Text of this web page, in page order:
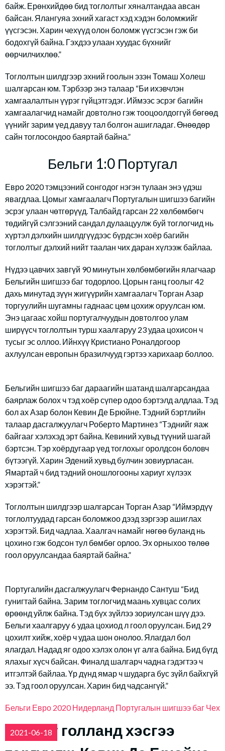
байж. Ерөнхийдөө бид тоглолтыг хяналтандаа авсан
байсан. Ялангуяа эхний хагаст хэд хэдэн боломжийг
үүсгэсэн. Харин чехүүд олон боломж үүсгэсэн гэж би
бодохгүй байна. Гэхдээ улаан хуудас бүхнийг
өөрчилчихлөө.”
Тоглолтын шилдгээр эхний гоолын эзэн Томаш Холеш
шалгарсан юм. Тэрбээр энэ талаар “Би ихэвчлэн
хамгаалалтын үүрэг гүйцэтгэдэг. Иймээс эсрэг багийн
хамгаалагчид намайг довтолно гэж тооцоолдоггүй бөгөөд
үүнийг зарим үед давуу тал болгон ашигладаг. Өнөөдөр
сайн тоглосондоо баяртай байна.”
Бельги 1:0 Португал
Евро 2020 тэмцээний сонгодог нэгэн тулаан энэ үдэш
явагдлаа. Цомыг хамгаалагч Португалын шигшээ багийн
эсрэг улаан чөтгөрүүд. Талбайд гарсан 22 хөлбөмбөгч
төдийгүй сэлгээний сандал дулаацуулж буй тоглогчид нь
хүртэл дэлхийн шилдгүүдээс бүрдсэн хоёр багийн
тоглолтыг дэлхий нийт таалан чих даран хүлээж байлаа.
Нүдээ цавчих завгүй 90 минутын хөлбөмбөгийн ялагчаар
Бельгийн шигшээ баг тодорлоо. Цорын ганц гоолыг 42
дахь минутад зүүн жигүүрийн хамгаалагч Торган Азар
торгуулийн шугамны гаднаас цөм цохиж оруулсан юм.
Энэ цагаас хойш португалчуудын довтолгоо улам
ширүүсч тоглолтын турш хаалгаруу 23 удаа цохисон ч
тусыг эс оллоо. Ийнхүү Кристиано Роналдогоор
ахлуулсан европын бразилчууд гэртээ харихаар боллоо.
Бельгийн шигшээ баг дараагийн шатанд шалгарсандаа
баярлаж болох ч тэд хоёр сүпер одоо бэртэлд алдлаа. Тэд
бол ах Азар болон Кевин Де Брюйне. Тэдний бэртлийн
талаар дасгалжуулагч Роберто Мартинез “Тэднийг яаж
байгааг хэлэхэд эрт байна. Кевиний хувьд түүний шагай
бэртсэн. Тэр хоёрдугаар үед тоглохыг оролдсон боловч
бүтээгүй. Харин Эдений хувьд булчин зовиурласан.
Ямартай ч бид тэдний оношлогооны хариуг хүлээх
хэрэгтэй.”
Тоглолтын шилдгээр шалгарсан Торган Азар “Иймэрдүү
тоглолтуудад гарсан боломжоо дээд зэргээр ашиглах
хэрэгтэй. Бид чадлаа. Хаалгач намайг нөгөө буланд нь
цохино гэж бодсон тул бөмбөг орлоо. Эх орныхоо төлөө
гоол оруулсандаа баяртай байна.”
Португалийн дасгалжуулагч Фернандо Сантуш “Бид
гунигтай байна. Зарим тоглогчид маань хувцас солих
өрөөнд уйлж байна. Тэд бүх зүйлээ зориулсан шүү дээ.
Бельги хаалгаруу 6 удаа цохиод л гоол оруулсан. Бид 29
цохилт хийж, хоёр ч удаа шон онолоо. Ялагдал бол
ялагдал. Надад яг одоо хэлэх олон үг алга байна. Бид бүгд
ялахыг хүсч байсан. Финалд шалгарч чадна гэдэгтээ ч
итгэлтэй байлаа. Үр дүнд ямар ч шударга бус зүйл байхгүй
ээ. Тэд гоол оруулсан. Харин бид чадсангүй.”
Бельги Евро 2020 Нидерланд Португалын шигшээ баг Чех
2021-06-18
Нисдэг голланд хэсгээ